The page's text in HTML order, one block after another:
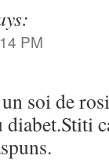
PM
soi de